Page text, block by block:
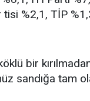
%2,1, TİP
bir
sandığa tam